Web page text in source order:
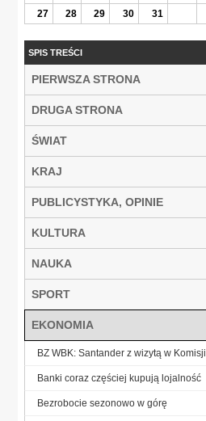
27
28 29 30 31
SPIS TREŚCI
PIERWSZA STRONA
DRUGA STRONA
ŚWIAT
KRAJ
PUBLICYSTYKA, OPINIE
KULTURA
NAUKA
SPORT
EKONOMIA
BZ WBK: Santander z wizytą w Komisji
Banki coraz częściej kupują lojalność
Bezrobocie sezonowo w górę